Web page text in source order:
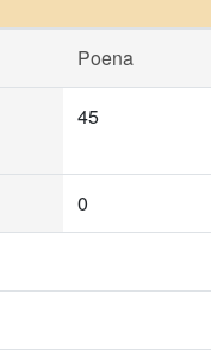
Poena
45
0